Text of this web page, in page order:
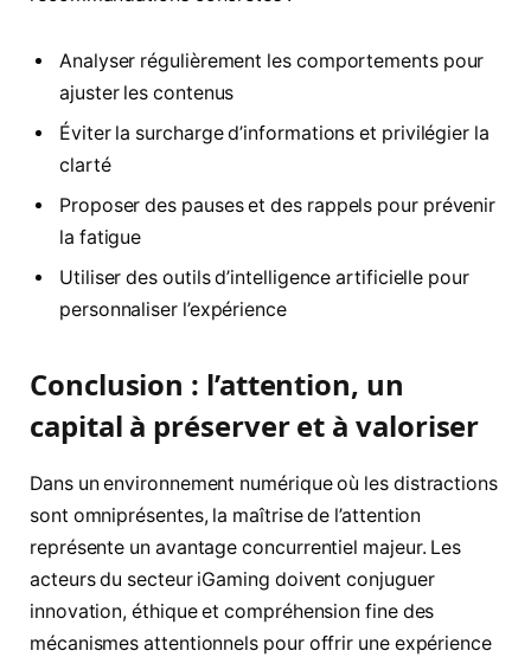
Analyser régulièrement les comportements pour
ajuster les contenus
Éviter la surcharge d’informations et privilégier la
clarté
Proposer des pauses et des rappels pour prévenir
la fatigue
Utiliser des outils d’intelligence artificielle pour
personnaliser l’expérience
Conclusion : l’attention, un
capital à préserver et à valoriser
Dans un environnement numérique où les distractions
sont omniprésentes, la maîtrise de l’attention
représente un avantage concurrentiel majeur. Les
acteurs du secteur iGaming doivent conjuguer
innovation, éthique et compréhension fine des
mécanismes attentionnels pour offrir une expérience